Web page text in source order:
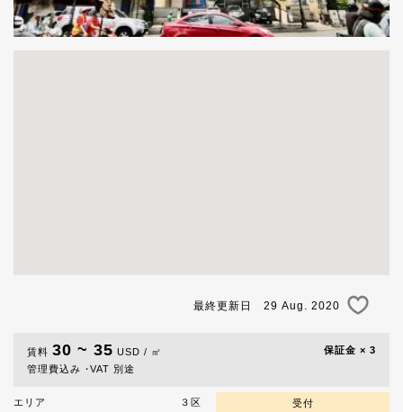
最終更新日 29 Aug. 2020
賃料 30 ~ 35 USD / ㎡
保証金 × 3
管理費込み
VAT 別途
エリア ３区 受付